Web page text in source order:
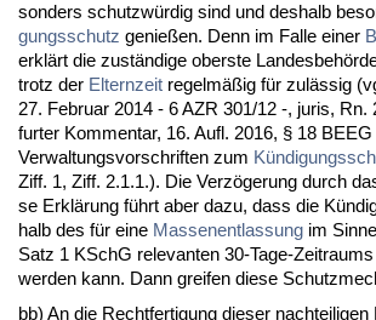
son­ders schutzwürdig sind und des­halb
gungs­schutz ge­nießen. Denn im Fal­le ei­ner
erklärt die zuständi­ge obers­te
trotz der El­tern­zeit re­gelmäßig für zulässig
27. Fe­bru­ar 2014 - 6 AZR 301/12 -, ju­ris,
fur­ter Kom­men­tar, 16. Aufl. 2016, § 18
Ver­wal­tungs­vor­schrif­ten zum
Ziff. 1, Ziff. 2.1.1.). Die Verzöge­rung durch
se Erklärung führt aber da­zu, dass die
halb des für ei­ne Mas­sen­ent­las­sung im
Satz 1 KSchG re­le­van­ten 30-Ta­ge-
wer­den kann. Dann grei­fen die­se
bb) An die Recht­fer­ti­gung die­ser nach­tei­li­gen